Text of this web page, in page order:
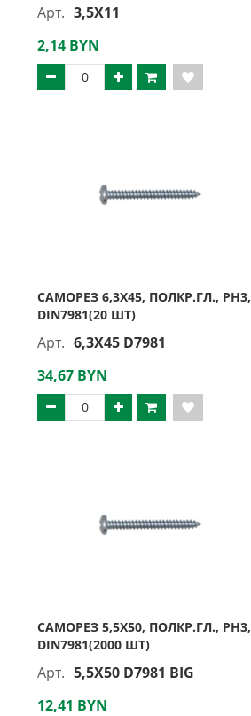
Арт. 3,5X11
2,14 BYN
САМОРЕЗ 6,3Х45, ПОЛКР.ГЛ., PH3,
DIN7981(20 ШТ)
Арт. 6,3X45 D7981
34,67 BYN
САМОРЕЗ 5,5Х50, ПОЛКР.ГЛ., PH3,
DIN7981(2000 ШТ)
Арт. 5,5X50 D7981 BIG
12,41 BYN